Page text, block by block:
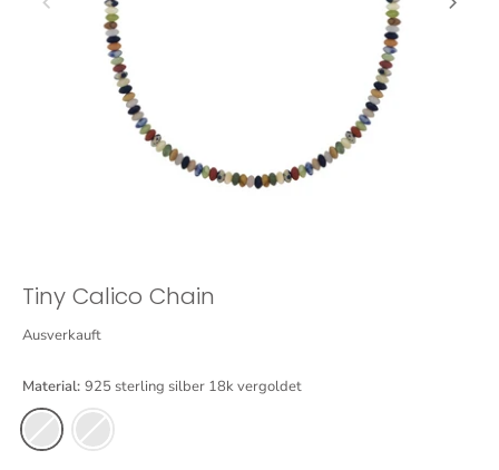
Tiny Calico Chain
Ausverkauft
Material: 925 sterling silber 18k vergoldet